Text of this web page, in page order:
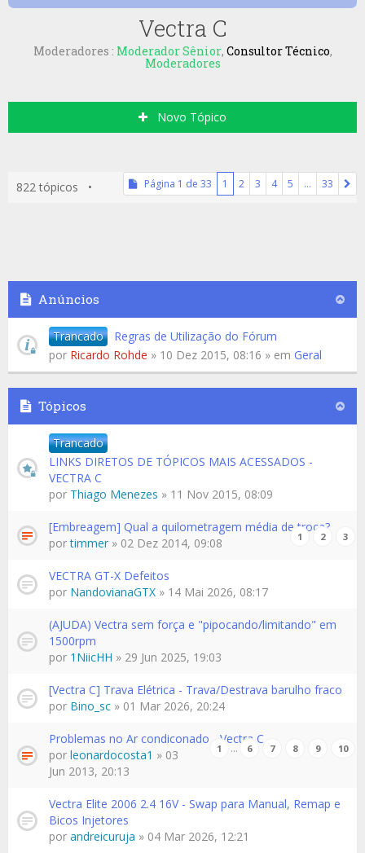
Vectra C
Moderadores : Moderador Sênior, Consultor Técnico,
Moderadores
Novo Tópico
822 tópicos • Página 1 de 33 1 2 3 4 5 … 33
Anúncios
Trancado
Regras de Utilização do Fórum
por Ricardo Rohde » 10 Dez 2015, 08:16 » em Geral
Tópicos
Trancado
LINKS DIRETOS DE TÓPICOS MAIS ACESSADOS -
VECTRA C
por Thiago Menezes » 11 Nov 2015, 08:09
[Embreagem] Qual a quilometragem média de troca?
1 2 3
portimmer » 02 Dez 2014, 09:08
VECTRA GT-X Defeitos
por NandovianaGTX » 14 Mai 2026, 08:17
(AJUDA) Vectra sem força e "pipocando/limitando" em
1500rpm
por 1NiicHH » 29 Jun 2025, 19:03
[Vectra C] Trava Elétrica - Trava/Destrava barulho fraco
por Bino_sc » 01 Mar 2026, 20:24
Problemas no Ar condiconado - Vectra C
1 … 6 7 8 9 10
por leonardocosta1 » 03
Jun 2013, 20:13
Vectra Elite 2006 2.4 16V - Swap para Manual, Remap e
Bicos Injetores
por andreicuruja » 04 Mar 2026, 12:21